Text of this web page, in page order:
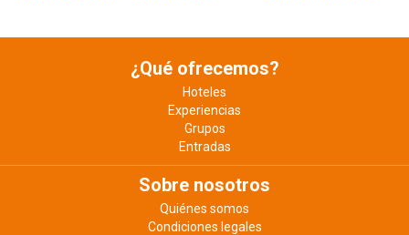
¿Qué ofrecemos?
Hoteles
Experiencias
Grupos
Entradas
Sobre nosotros
Quiénes somos
Condiciones legales